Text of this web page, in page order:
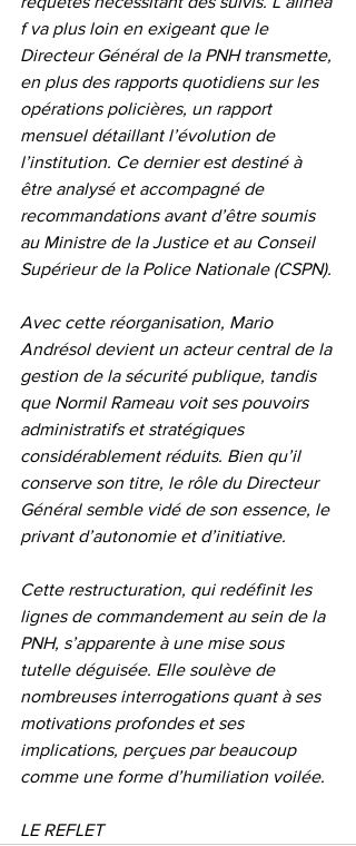
f va plus loin en exigeant que le
Directeur Général de la PNH transmette,
en plus des rapports quotidiens sur les
opérations policières, un rapport
mensuel détaillant l’évolution de
l’institution. Ce dernier est destiné à
être analysé et accompagné de
recommandations avant d’être soumis
au Ministre de la Justice et au Conseil
Supérieur de la Police Nationale (CSPN).
Avec cette réorganisation, Mario
Andrésol devient un acteur central de la
gestion de la sécurité publique, tandis
que Normil Rameau voit ses pouvoirs
administratifs et stratégiques
considérablement réduits. Bien qu’il
conserve son titre, le rôle du Directeur
Général semble vidé de son essence, le
privant d’autonomie et d’initiative.
Cette restructuration, qui redéfinit les
lignes de commandement au sein de la
PNH, s’apparente à une mise sous
tutelle déguisée. Elle soulève de
nombreuses interrogations quant à ses
motivations profondes et ses
implications, perçues par beaucoup
comme une forme d’humiliation voilée.
LE REFLET